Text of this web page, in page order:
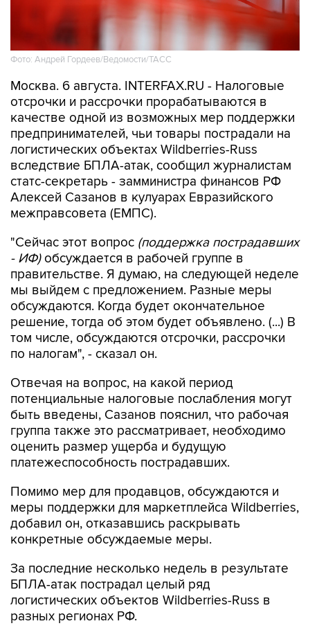
Фото: Андрей Гордеев/Ведомости/ТАСС
Москва. 6 августа. INTERFAX.RU - Налоговые
отсрочки и рассрочки прорабатываются в
качестве одной из возможных мер поддержки
предпринимателей, чьи товары пострадали на
логистических объектах Wildberries-Russ
вследствие БПЛА-атак, сообщил журналистам
статс-секретарь - замминистра финансов РФ
Алексей Сазанов в кулуарах Евразийского
межправсовета (ЕМПС).
"Сейчас этот вопрос (поддержка пострадавших
- ИФ)обсуждается в рабочей группе в
правительстве. Я думаю, на следующей неделе
мы выйдем с предложением. Разные меры
обсуждаются. Когда будет окончательное
решение, тогда об этом будет объявлено. (...) В
том числе, обсуждаются отсрочки, рассрочки
по налогам", - сказал он.
Отвечая на вопрос, на какой период
потенциальные налоговые послабления могут
быть введены, Сазанов пояснил, что рабочая
группа также это рассматривает, необходимо
оценить размер ущерба и будущую
платежеспособность пострадавших.
Помимо мер для продавцов, обсуждаются и
меры поддержки для маркетплейса Wildberries,
добавил он, отказавшись раскрывать
конкретные обсуждаемые меры.
За последние несколько недель в результате
БПЛА-атак пострадал целый ряд
логистических объектов Wildberries-Russ в
разных регионах РФ.